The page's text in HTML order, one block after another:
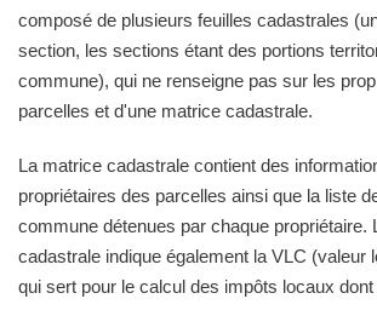
composé de plusieurs feuilles cadastrales
section, les sections étant des portions
commune), qui ne renseigne pas sur les
parcelles et d'une matrice cadastrale.
La matrice cadastrale contient des
propriétaires des parcelles ainsi que la liste
commune détenues par chaque propriétaire.
cadastrale indique également la VLC (valeur
qui sert pour le calcul des impôts locaux